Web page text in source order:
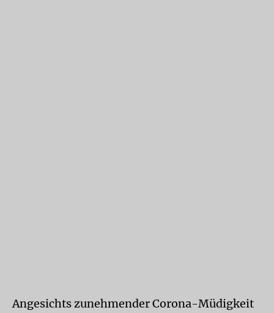
Angesichts zunehmender Corona-Müdigkeit